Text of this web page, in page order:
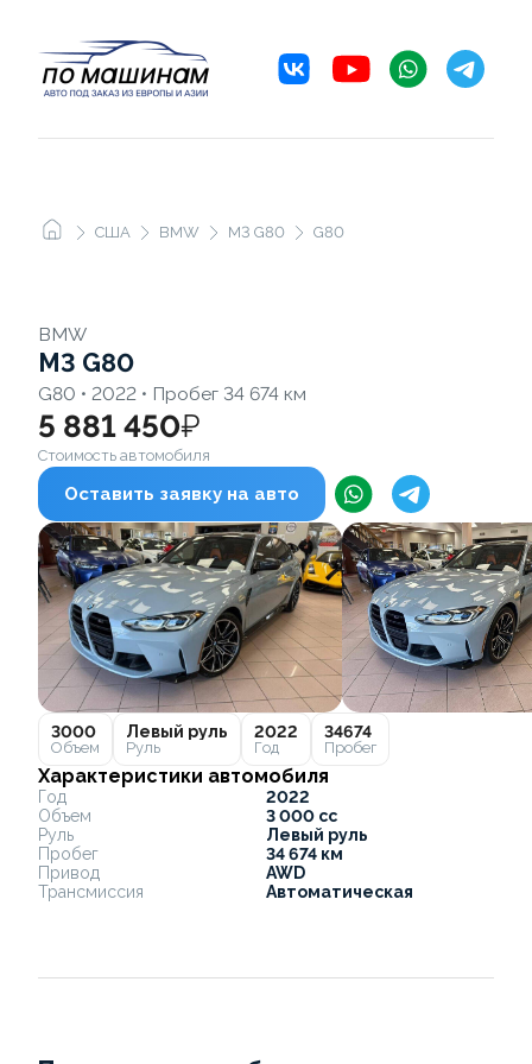
США BMW M3 G80 G80
BMW
M3 G80
G80 • 2022 • Пробег 34 674 км
5 881 450₽
Стоимость автомобиля
Оставить заявку на авто
3000
Объем
Левый руль
Руль
2022
Год
34674
Пробег
Характеристики автомобиля
Год
2022
Объем
3 000 cc
Руль
Левый руль
Пробег
34 674 км
Привод
AWD
Трансмиссия
Автоматическая